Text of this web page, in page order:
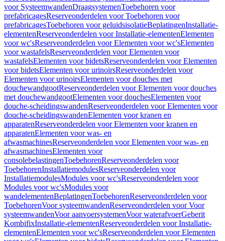
voor SysteemwandenDraagsystemenToebehoren voor
prefabricagesReserveonderdelen voor Toebehoren voor
prefabricagesToebehoren voor geluidsisolatieBeplatingenInstallatie-
elementenReserveonderdelen voor Installatie-elementenElementen
voor wc'sReserveonderdelen voor Elementen voor wc'sElementen
voor wastafelsReserveonderdelen voor Elementen voor
wastafelsElementen voor bidetsReserveonderdelen voor Elementen
voor bidetsElementen voor urinoirsReserveonderdelen voor
Elementen voor urinoirsElementen voor douches met
douchewandgootReserveonderdelen voor Elementen voor douches
met douchewandgootElementen voor douchesElementen voor
douche-scheidingswandenReserveonderdelen voor Elementen voor
douche-scheidingswandenElementen voor kranen en
apparatenReserveonderdelen voor Elementen voor kranen en
apparatenElementen voor was- en
afwasmachinesReserveonderdelen voor Elementen voor was- en
afwasmachinesElementen voor
consolebelastingenToebehorenReserveonderdelen voor
ToebehorenInstallatiemodulesReserveonderdelen voor
InstallatiemodulesModules voor wc'sReserveonderdelen voor
Modules voor wc'sModules voor
wandelementenBeplatingenToebehorenReserveonderdelen voor
ToebehorenVoor systeemwandenReserveonderdelen voor Voor
systeemwandenVoor aanvoersystemenVoor waterafvoerGeberit
KombifixInstallatie-elementenReserveonderdelen voor Installatie-
elementenElementen voor wc'sReserveonderdelen voor Elementen